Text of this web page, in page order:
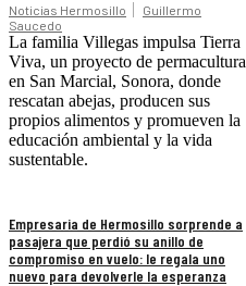
Noticias Hermosillo
Guillermo
Saucedo
La familia Villegas impulsa Tierra
Viva, un proyecto de permacultura
en San Marcial, Sonora, donde
rescatan abejas, producen sus
propios alimentos y promueven la
educación ambiental y la vida
sustentable.
Empresaria de Hermosillo sorprende a
pasajera que perdió su anillo de
compromiso en vuelo: le regala uno
nuevo para devolverle la esperanza